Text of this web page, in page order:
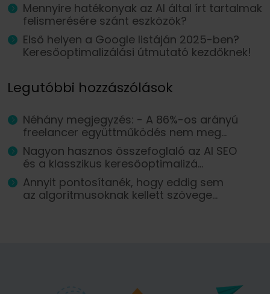
Mennyire hatékonyak az AI által írt tartalmak
felismerésére szánt eszközök?
Első helyen a Google listáján 2025-ben?
Keresőoptimalizálási útmutató kezdőknek!
Legutóbbi hozzászólások
Néhány megjegyzés: - A 86%-os arányú
freelancer együttműködés nem meg...
Nagyon hasznos összefoglaló az AI SEO
és a klasszikus keresőoptimalizá...
Annyit pontosítanék, hogy eddig sem
az algoritmusoknak kellett szövege...